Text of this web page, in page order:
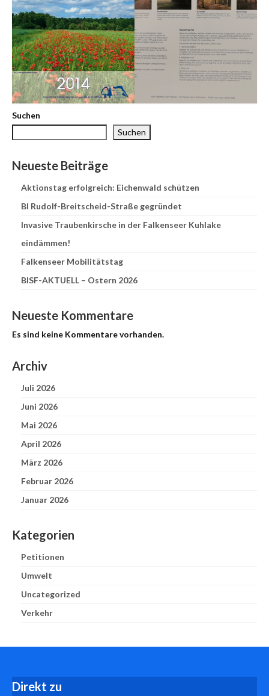
Suchen
Suchen
Neueste Beiträge
Aktionstag erfolgreich: Eichenwald schützen
BI Rudolf-Breitscheid-Straße gegründet
Invasive Traubenkirsche in der Falkenseer Kuhlake
eindämmen!
Falkenseer Mobilitätstag
BISF-AKTUELL – Ostern 2026
Neueste Kommentare
Es sind keine Kommentare vorhanden.
Archiv
Juli 2026
Juni 2026
Mai 2026
April 2026
März 2026
Februar 2026
Januar 2026
Kategorien
Petitionen
Umwelt
Uncategorized
Verkehr
Direkt zu